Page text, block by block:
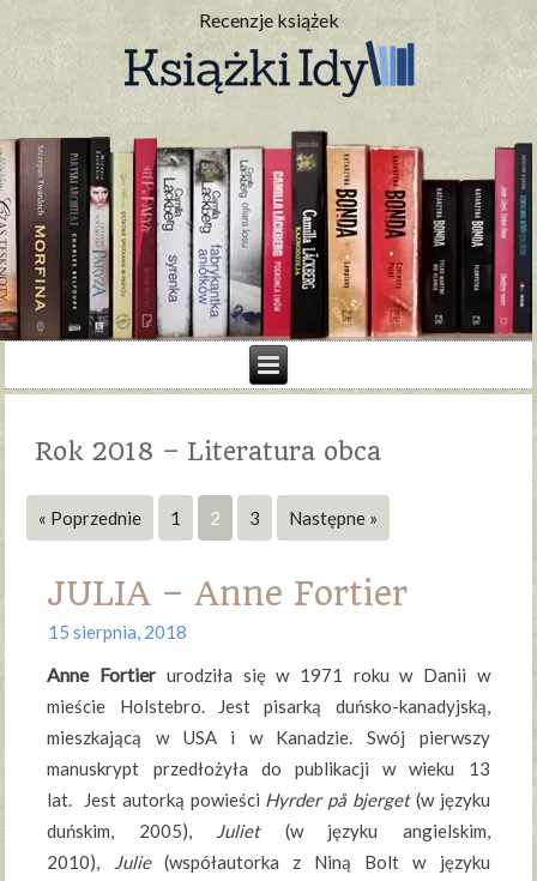
Recenzje książek
Rok 2018 – Literatura obca
« Poprzednie 1 2 3 Następne »
JULIA – Anne Fortier
15 sierpnia, 2018
Anne Fortierurodziła się w 1971 roku w Danii w
mieście Holstebro. Jest pisarką duńsko-kanadyjską,
mieszkającą w USA i w Kanadzie. Swój pierwszy
manuskrypt przedłożyła do publikacji w wieku 13
lat. Jest autorką powieści Hyrder på bjerget(w języku
duńskim, 2005), Juliet(w języku angielskim,
2010), Julie(współautorka z Niną Bolt w języku